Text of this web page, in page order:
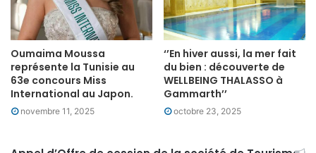
Oumaima Moussa
représente la Tunisie au
63e concours Miss
International au Japon.
novembre 11, 2025
‘’En hiver aussi, la mer fait
du bien : découverte de
WELLBEING THALASSO à
Gammarth’’
octobre 23, 2025